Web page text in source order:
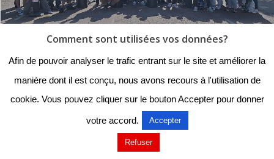
© 2018 - Collège Henri de
Navarre |Mentions légales|
Organigramme|Nous
contacter
Mentions légales
Comment sont utilisées vos données?
Afin de pouvoir analyser le trafic entrant sur le site et améliorer la
manière dont il est conçu, nous avons recours à l'utilisation de
cookie. Vous pouvez cliquer sur le bouton Accepter pour donner
votre accord. Accepter
Refuser